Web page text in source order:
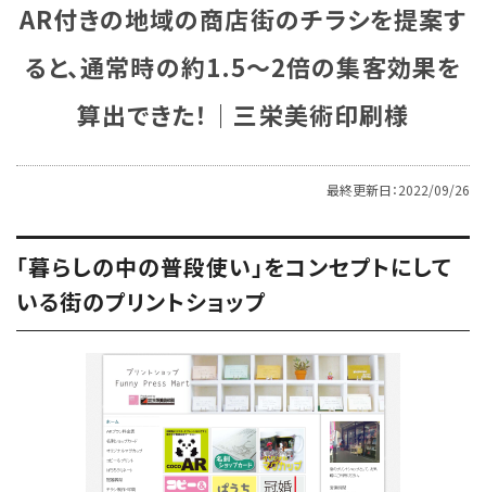
AR付きの地域の商店街のチラシを提案す
ると、通常時の約1.5～2倍の集客効果を
算出できた！｜三栄美術印刷様
最終更新日：2022/09/26
「暮らしの中の普段使い」をコンセプトにして
いる街のプリントショップ